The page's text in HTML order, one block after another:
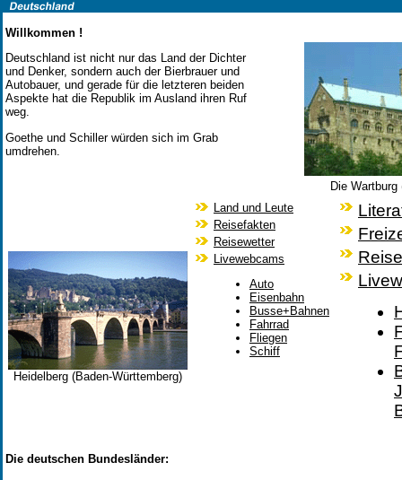
Willkommen !
Deutschland ist nicht nur das Land der Dichter
und Denker, sondern auch der Bierbrauer und
Autobauer, und gerade für die letzteren beiden
Aspekte hat die Republik im Ausland ihren Ruf
weg.
Goethe und Schiller würden sich im Grab
umdrehen.
Die Wartburg
Heidelberg (Baden-Württemberg)
Land und Leute
Reisefakten
Reisewetter
Livewebcams
Auto
Eisenbahn
Busse+Bahnen
Fahrrad
Fliegen
Schiff
Die deutschen Bundesländer: